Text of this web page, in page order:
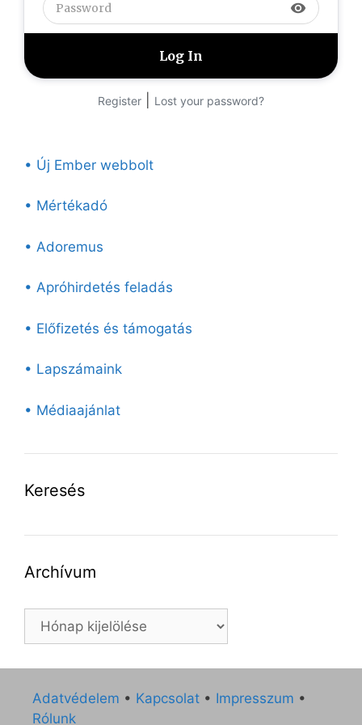
visibility
Register Lost your password?
• Új Ember webbolt
• Mértékadó
• Adoremus
• Apróhirdetés feladás
• Előfizetés és támogatás
• Lapszámaink
• Médiaajánlat
Keresés
Archívum
Archívum
Adatvédelem • Kapcsolat • Impresszum •
Rólunk